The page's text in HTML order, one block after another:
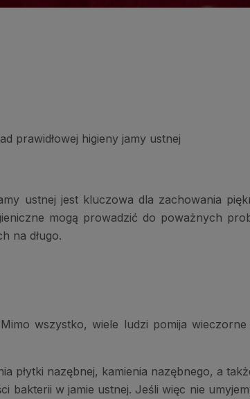
prawidłowej higieny jamy ustnej
ustnej jest kluczowa dla zachowania
mogą prowadzić do poważnych
na długo.
wszystko, wiele ludzi pomija
płytki nazębnej, kamienia nazębnego, a
w jamie ustnej. Jeśli więc nie